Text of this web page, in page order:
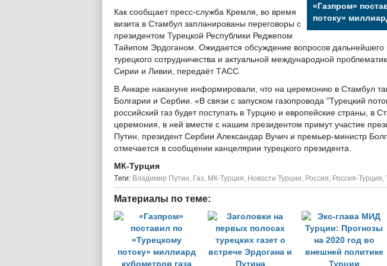
«Газпром»
потоку»
Как сообщает пресс-служба Кремля, во время
визита в Стамбул запланированы переговоры с
президентом Турецкой Республики Реджепом
Тайипом Эрдоганом. Ожидается обсуждение вопросов дальнейшего
турецкого сотрудничества и актуальной международной
Сирии и Ливии, передаёт ТАСС.
В Анкаре накануне информировали, что на церемонию в Стамбул
Болгарии и Сербии. «В связи с запуском газопровода "Турецкий
российский газ будет поступать в Турцию и европейские страны, в
церемония, в ней вместе с нашим президентом примут участие
Путин, президент Сербии Александар Вучич и премьер-министр
отмечается в сообщении канцелярии турецкого президента.
МК-Турция
Tеги: Владимир Путин, Газ, МК-Турция, Новости Турции, Россия, Россия-Турция,
Материалы по теме: